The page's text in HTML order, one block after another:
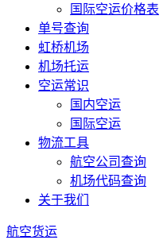
国际空运价格表
单号查询
虹桥机场
机场托运
空运常识
国内空运
国际空运
物流工具
航空公司查询
机场代码查询
关于我们
航空货运